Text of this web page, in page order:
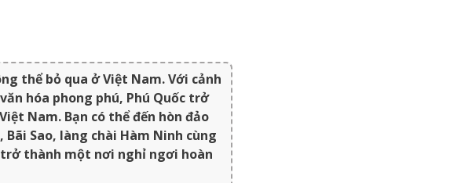
thể bỏ qua ở Việt Nam. Với cảnh
hóa phong phú, Phú Quốc trở
Nam. Bạn có thể đến hòn đảo
Sao, làng chài Hàm Ninh cùng
trở thành một nơi nghỉ ngơi hoàn